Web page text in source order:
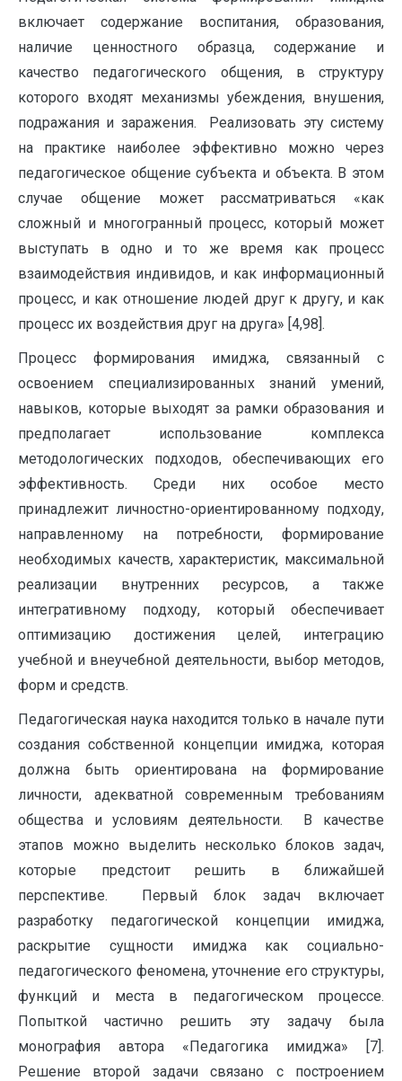
включает содержание воспитания, образования,
наличие ценностного образца, содержание и
качество педагогического общения, в структуру
которого входят механизмы убеждения, внушения,
подражания и заражения. Реализовать эту систему
на практике наиболее эффективно можно через
педагогическое общение субъекта и объекта. В этом
случае общение может рассматриваться «как
сложный и многогранный процесс, который может
выступать в одно и то же время как процесс
взаимодействия индивидов, и как информационный
процесс, и как отношение людей друг к другу, и как
процесс их воздействия друг на друга» [4,98].
Процесс формирования имиджа, связанный с
освоением специализированных знаний умений,
навыков, которые выходят за рамки образования и
предполагает использование комплекса
методологических подходов, обеспечивающих его
эффективность. Среди них особое место
принадлежит личностно-ориентированному подходу,
направленному на потребности, формирование
необходимых качеств, характеристик, максимальной
реализации внутренних ресурсов, а также
интегративному подходу, который обеспечивает
оптимизацию достижения целей, интеграцию
учебной и внеучебной деятельности, выбор методов,
форм и средств.
Педагогическая наука находится только в начале пути
создания собственной концепции имиджа, которая
должна быть ориентирована на формирование
личности, адекватной современным требованиям
общества и условиям деятельности. В качестве
этапов можно выделить несколько блоков задач,
которые предстоит решить в ближайшей
перспективе. Первый блок задач включает
разработку педагогической концепции имиджа,
раскрытие сущности имиджа как социально-
педагогического феномена, уточнение его структуры,
функций и места в педагогическом процессе.
Попыткой частично решить эту задачу была
монография автора «Педагогика имиджа» [7].
Решение второй задачи связано с построением